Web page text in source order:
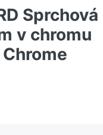
Sprchová
v chromu